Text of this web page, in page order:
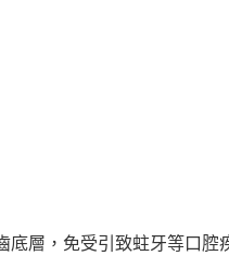
層，免受引致蛀牙等口腔